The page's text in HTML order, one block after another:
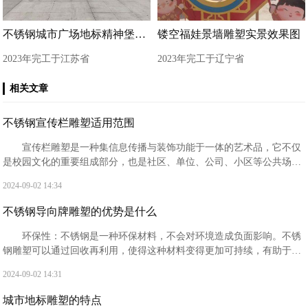
不锈钢城市广场地标精神堡垒雕塑
2023年完工于江苏省
镂空福娃景墙雕塑实景效果图
2023年完工于辽宁省
相关文章
不锈钢宣传栏雕塑适用范围
‌宣传栏雕塑‌是一种集信息传播与装饰功能于一体的艺术品，它不仅
是校园文化的重要组成部分，也是社区、单位、公司、小区等公共场所
平台，提升宣传效果和信息传递效率。
2024-09-02 14:34
不锈钢导向牌雕塑的优势是什么
‌环保性‌：不锈钢是一种环保材料，不会对环境造成负面影响。不锈
钢雕塑可以通过回收再利用，使得这种材料变得更加可持续，有助于保
2024-09-02 14:31
城市地标雕塑的特点